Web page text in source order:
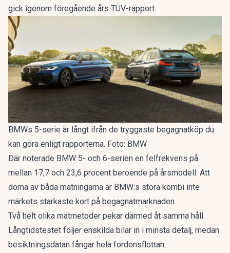
gick igenom föregående års TÜV-rapport.
BMWs 5-serie är långt ifrån de tryggaste begagnatköp du
kan göra enligt rapporterna. Foto: BMW
Där noterade BMW 5- och 6-serien en felfrekvens på
mellan 17,7 och 23,6 procent beroende på årsmodell. Att
döma av båda mätningarna är BMW:s stora kombi inte
märkets starkaste kort på begagnatmarknaden.
Två helt olika mätmetoder pekar därmed åt samma håll.
Långtidstestet följer enskilda bilar in i minsta detalj, medan
besiktningsdatan fångar hela fordonsflottan.